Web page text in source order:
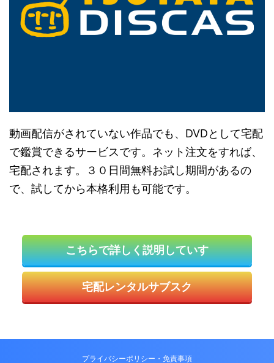
動画配信がされていない作品でも、DVDとして宅配
で鑑賞できるサービスです。ネット注文をすれば、
宅配されます。３０日間無料お試し期間があるの
で、試してから本格利用も可能です。
こちらで詳しく説明していす
宅配レンタルサブスク
プライバシーポリシー・免責事項